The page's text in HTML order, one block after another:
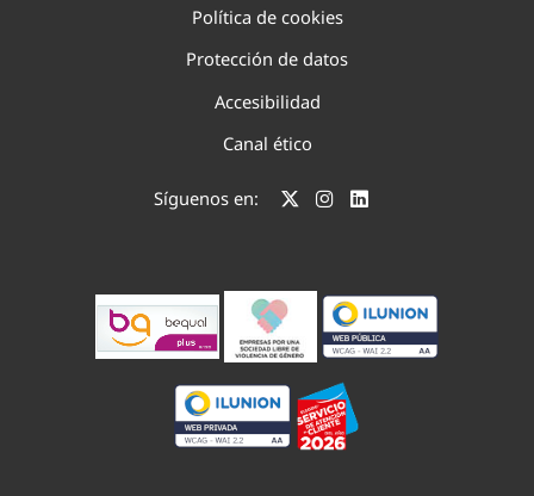
Política de cookies
Protección de datos
Accesibilidad
Canal ético
Síguenos en: